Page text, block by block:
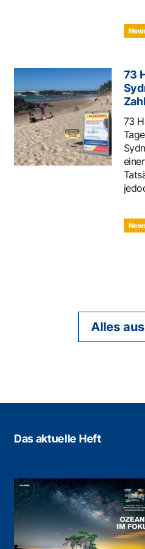
73
73
Alles
Das aktuelle Heft